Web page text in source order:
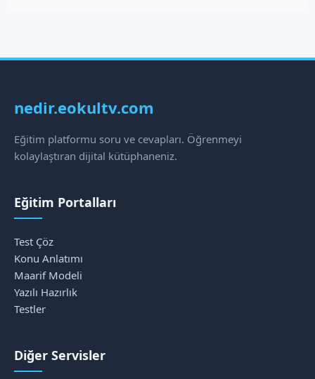
nedir.eokultv.com
Eğitim platformu soru ve cevapları. Öğrenmeyi
kolaylaştıran dijital kütüphaneniz.
Eğitim Portalları
Test Çöz
Konu Anlatımı
Maarif Modeli
Yazılı Hazırlık
Testler
Diğer Servisler